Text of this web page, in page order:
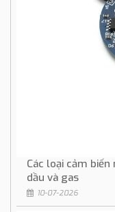
Các loại cảm
dầu và gas
10-07-2026